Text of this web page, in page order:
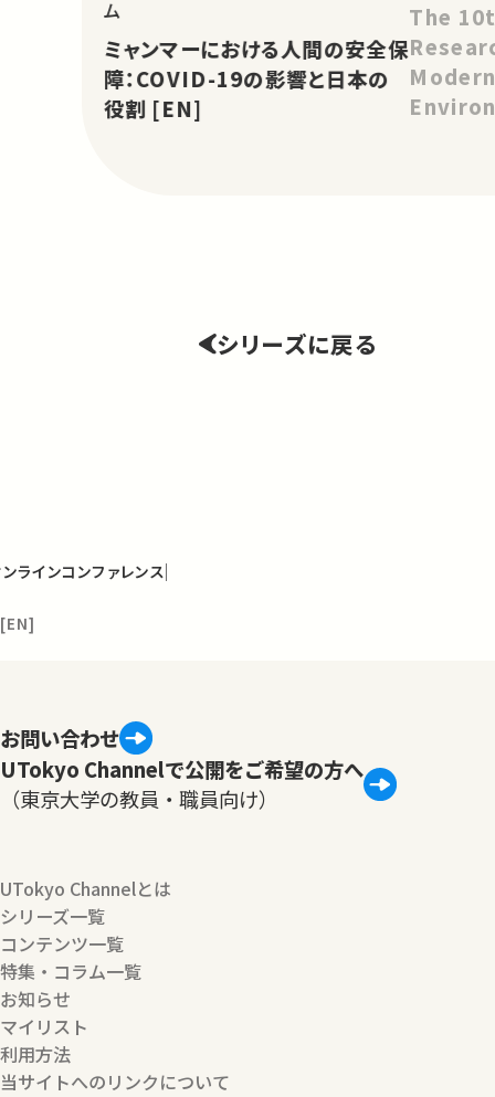
ム
ミャンマーにおける人間の安全保
障：COVID-19の影響と日本の
役割 [EN]
The
シリーズに戻る
ラインコンファレンス
お問い合わせ
UTokyo Channelで公開をご希望の方へ
（東京大学の教員・職員向け）
UTokyo Channelとは
シリーズ一覧
コンテンツ一覧
特集・コラム一覧
お知らせ
マイリスト
利用方法
当サイトへのリンクについて